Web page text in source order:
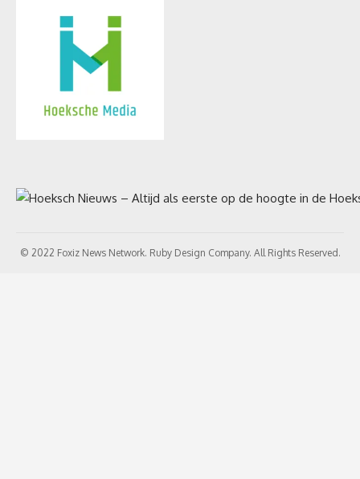
© 2022 Foxiz News Network. Ruby Design Company. All Rights Reserved.